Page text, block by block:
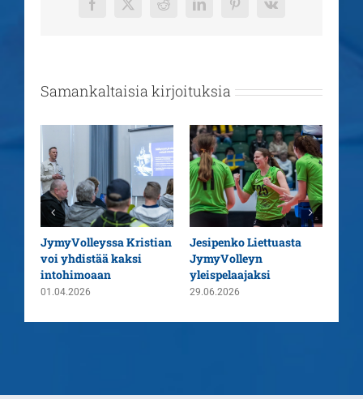
Facebook
X RedditLinkedInPinterest
Vk
Samankaltaisia kirjoituksia
JymyVolleyssa Kristian
voi yhdistää kaksi
intohimoaan
01.04.2026
Jesipenko Liettuasta
JymyVolleyn
yleispelaajaksi
29.06.2026